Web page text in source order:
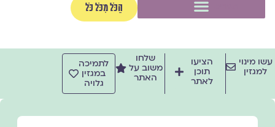
הַכֹּל מִכֹּל כֹּל
עשו מינוי
למגזין
הציעו
תוכן
לאתר
שלחו
משוב על
האתר
לתמיכה
במגזין
גלויה